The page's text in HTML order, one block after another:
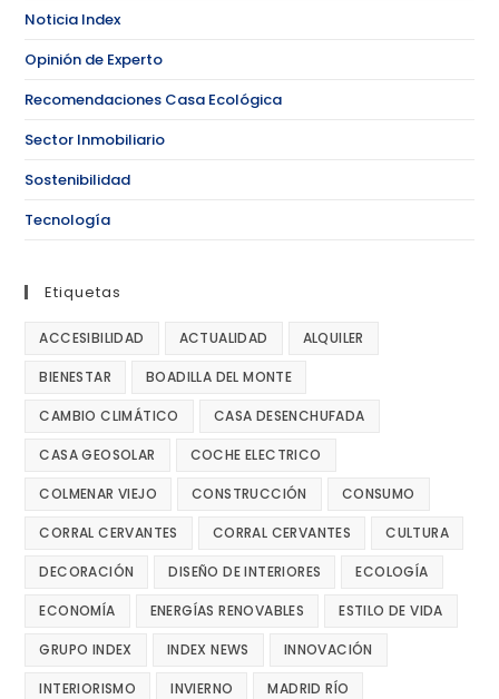
Noticia Index
Opinión de Experto
Recomendaciones Casa Ecológica
Sector Inmobiliario
Sostenibilidad
Tecnología
Etiquetas
ACCESIBILIDAD ACTUALIDAD ALQUILER
BIENESTAR BOADILLA DEL MONTE
CAMBIO CLIMÁTICO CASA DESENCHUFADA
CASA GEOSOLAR COCHE ELECTRICO
COLMENAR VIEJO CONSTRUCCIÓN CONSUMO
CORRAL CERVANTES CORRAL CERVANTES CULTURA
DECORACIÓN DISEÑO DE INTERIORES ECOLOGÍA
ECONOMÍA ENERGÍAS RENOVABLES ESTILO DE VIDA
GRUPO INDEX INDEX NEWS INNOVACIÓN
INTERIORISMO INVIERNO MADRID RÍO